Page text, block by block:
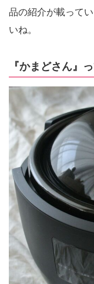
品の紹介が載って
いね。
『かまどさん』